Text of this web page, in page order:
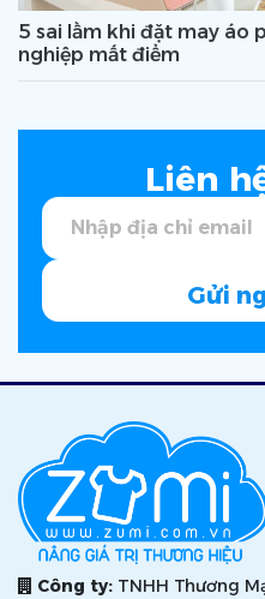
5 sai lầm khi đặt may áo
nghiệp mất điểm
Liên
Gửi
Công ty: TNHH Thương